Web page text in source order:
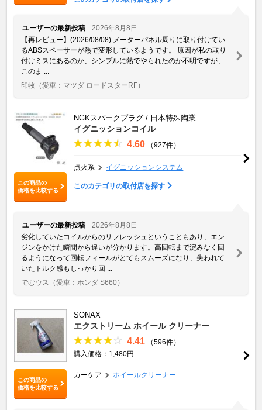
ユーザーの最新投稿
2026年8月8日
【再レビュー】(2026/08/08) メーターパネル周りに取り付けてい
るABSスペーサーが熱で変形しているようです。 原因が私の取り
付けミスにあるのか、シンプルに熱でやられたのか不明ですが、
このま ...
印牧 （愛車：マツダ ロードスターRF）
この商品の
価格を比較する
NGKスパークプラグ / 日本特殊陶業
イグニッションコイル
4.60 （927件）
点火系 イグニッションシステム
このカテゴリの取付店を探す
ユーザーの最新投稿
2026年8月8日
劣化していたコイルからのリフレッシュということもあり、エン
ジンをかけた瞬間から違いが分かります。高回転まで淀みなく回
るようになって回転フィールがとてもスムーズになり、失われて
いたトルク感もしっかり回 ...
でむウス
（愛車：ホンダ S660）
この商品の
価格を比較する
SONAX
エクストリーム ホイール クリーナー
4.41
（596件）
購入価格：1,480円
カーケア ホイールクリーナー